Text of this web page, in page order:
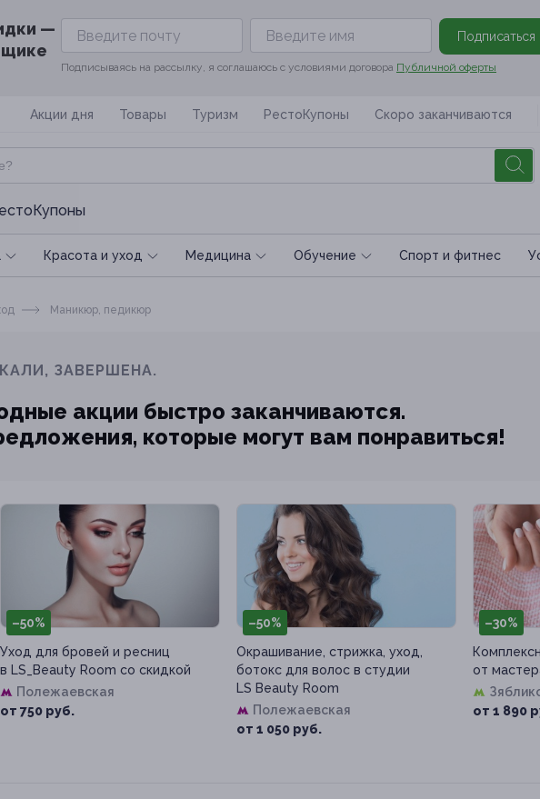
—
Подписаться
Подписываясь на рассылку, я соглашаюсь с условиями договора Публичной оферты
Акции дня Товары Туризм РестоКупоны Скоро заканчиваются
Красота и уход Медицина Обучение Спoрт и фитнес
Маникюр, педикюр
ЗАВЕРШЕНА.
акции быстро заканчиваются.
которые могут вам понравиться!
–50%
Уход для бровей и ресниц
в LS_Beauty Room со скидкой
Полежаевская
от 750 руб.
–50%
Окрашивание, стрижка, уход,
ботокс для волос в студии
LS Beauty Room
Полежаевская
от 1 050 руб.
–30%
от
от 1 890